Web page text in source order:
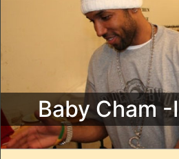
Baby Cham